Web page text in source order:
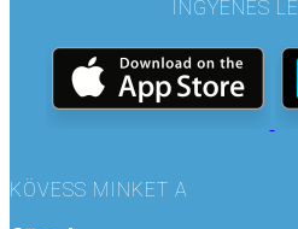
INGYENES
KÖVESS MINKET A